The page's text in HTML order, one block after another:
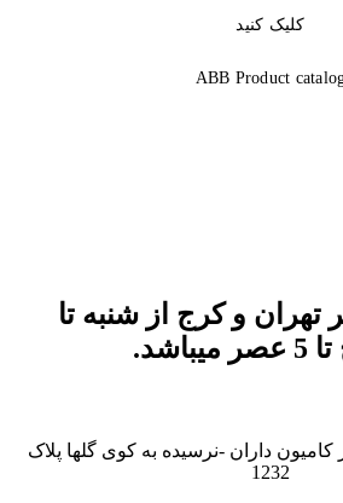
کلیک کنید
ABB Product
و کرج از شنبه تا
کامیون داران -نرسیده به کوی گلها پلاک
1232